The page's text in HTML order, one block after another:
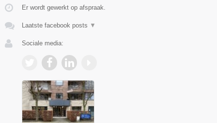
Er wordt gewerkt op afspraak.
Laatste facebook posts ▼
Sociale media: